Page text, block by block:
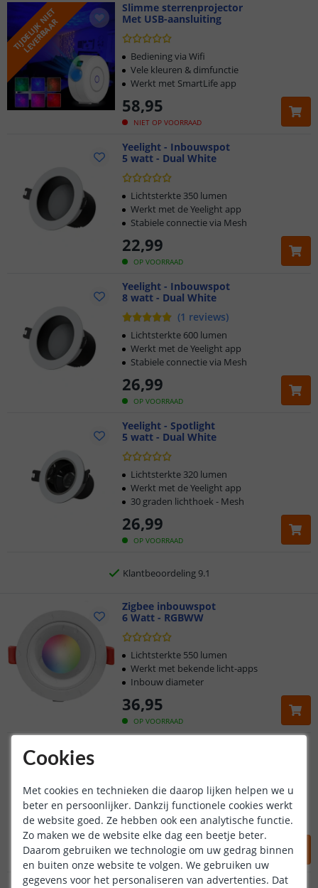
T
I
J
D
E
L
I
J
K
N
I
E
T
L
E
V
E
R
B
A
A
R
Slimme sterrenprojector
Met USB-aansluiting
NIET OP VOORRAAD
58,95
Bediening via Wifi
Vele kleuren & dimfunctie
Werkt met SmartLife app
Yeelight - Inbouwspot
5 watt - Dual White
OP VOORRAAD
22,99
Lichtsterkte 350 lumen
Werkt met de Yeelight app
Stabiele connectie via Mesh
Yeelight - Inbouwspot
8 watt - Dual White
(1 reviews)
OP VOORRAAD
26,99
Lichtsterkte 600 lumen
Werkt met de Yeelight app
Stabiele connectie via Mesh
Yeelight - Spotlight
5 watt - Dual White
OP VOORRAAD
26,99
Lichtsterkte 320 lumen
Werkt met de Yeelight app
30 graden lichthoek - Mesh
Voor 23:45 uur besteld,
2 jaar garantie
Gratis verzending vanaf € 20,-
morgen in huis
Zigbee inbouwspot
6 Watt - RGBWW
OP VOORRAAD
36,95
Lichtsterkte 550 lumen
Werkt met bekende licht-apps
Inbouw diameter
OP VOORRAAD
38,95
Lichtsterkte 600 lumen
Werkt met bekende licht-apps
Inbouw diameter
Zigbee inbouwspot
Cookies
Met cookies en technieken die daarop lijken helpen we u
beter en persoonlijker. Dankzij functionele cookies werkt
de website goed. Ze hebben ook een analytische functie.
Zo maken we de website elke dag een beetje beter.
Daarom gebruiken we technologie om uw gedrag binnen
en buiten onze website te volgen. We gebruiken uw
gegevens voor het personaliseren van advertenties. Dat